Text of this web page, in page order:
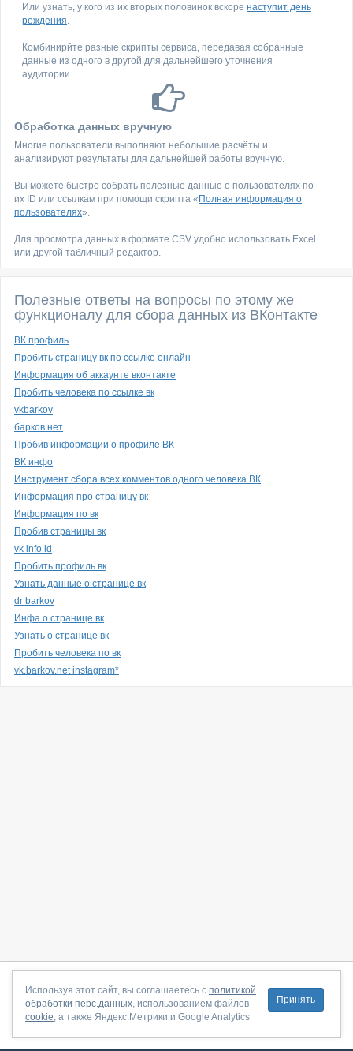
Или узнать, у кого из их вторых половинок вскоре наступит день
рождения.
Комбинирйте разные скрипты сервиса, передавая собранные
данные из одного в другой для дальнейшего уточнения
аудитории.
Обработка данных вручную
Многие пользователи выполняют небольшие расчёты и
анализируют результаты для дальнейшей работы вручную.
Вы можете быстро собрать полезные данные о пользователях по
их ID или ссылкам при помощи скрипта « Полная информация о
пользователях».
Для просмотра данных в формате CSV удобно использовать Excel
или другой табличный редактор.
Полезные ответы на вопросы по этому же
функционалу для сбора данных из ВКонтакте
ВК профиль
Пробить страницу вк по ссылке онлайн
Информация об аккаунте вконтакте
Пробить человека по ссылке вк
vkbarkov
барков нет
Пробив информации о профиле ВК
ВК инфо
Инструмент сбора всех комментов одного человека ВК
Информация про страницу вк
Информация по вк
Пробив страницы вк
vk info id
Пробить профиль вк
Узнать данные о странице вк
dr barkov
Инфа о странице вк
Узнать о странице вк
Пробить человека по вк
vk.barkov.net instagram*
О сайте|С чего начать|Контакты|Партнёрская программа
Договор-оферта|Политика конфиденциальности
Правила пользования
Принять
Используя этот сайт, вы соглашаетесь с политикой
обработки перс.данных, использованием файлов
cookie, а также Яндекс.Метрики и Google Analytics